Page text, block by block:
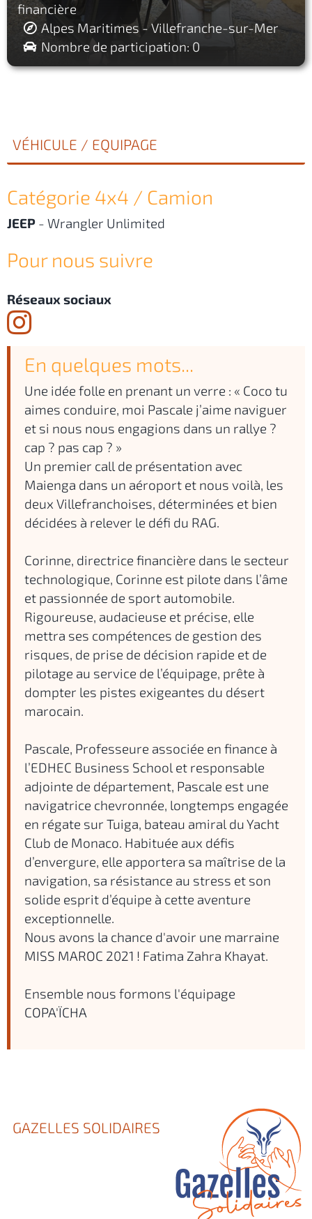
financière
Alpes Maritimes - Villefranche-sur-Mer
Nombre de participation: 0
VÉHICULE / EQUIPAGE
Catégorie 4x4 / Camion
JEEP - Wrangler Unlimited
Pour nous suivre
Réseaux sociaux
En quelques mots...
Une idée folle en prenant un verre : « Coco tu
aimes conduire, moi Pascale j’aime naviguer
et si nous nous engagions dans un rallye ?
cap ? pas cap ? »
Un premier call de présentation avec
Maienga dans un aéroport et nous voilà, les
deux Villefranchoises, déterminées et bien
décidées à relever le défi du RAG.
Corinne, directrice financière dans le secteur
technologique, Corinne est pilote dans l’âme
et passionnée de sport automobile.
Rigoureuse, audacieuse et précise, elle
mettra ses compétences de gestion des
risques, de prise de décision rapide et de
pilotage au service de l’équipage, prête à
dompter les pistes exigeantes du désert
marocain.
Pascale, Professeure associée en finance à
l’EDHEC Business School et responsable
adjointe de département, Pascale est une
navigatrice chevronnée, longtemps engagée
en régate sur Tuiga, bateau amiral du Yacht
Club de Monaco. Habituée aux défis
d’envergure, elle apportera sa maîtrise de la
navigation, sa résistance au stress et son
solide esprit d’équipe à cette aventure
exceptionnelle.
Nous avons la chance d'avoir une marraine
MISS MAROC 2021 ! Fatima Zahra Khayat.
Ensemble nous formons l'équipage
COPA'ÏCHA
GAZELLES SOLIDAIRES